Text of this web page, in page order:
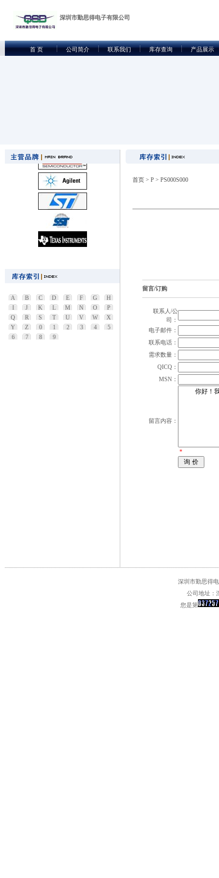
深圳市勤思得电子有限公司
首 页 公司简介 联系我们 库存查询 产品展示
A B C D E F G
H
I
J K L M N O
P
Q
R S T U V W
X
Y
Z 0 1 2 3 4
5
6
7 8 9
首页 > P > PS000S000
留言/订购
联系人/公
司：
电子邮件：
联系电话：
需求数量：
QICQ：
MSN：
留言内容：
*
深圳市勤思得
公司地址：
您是第